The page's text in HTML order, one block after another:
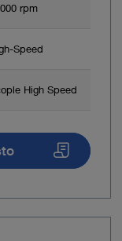
rpm
Speed
High Speed